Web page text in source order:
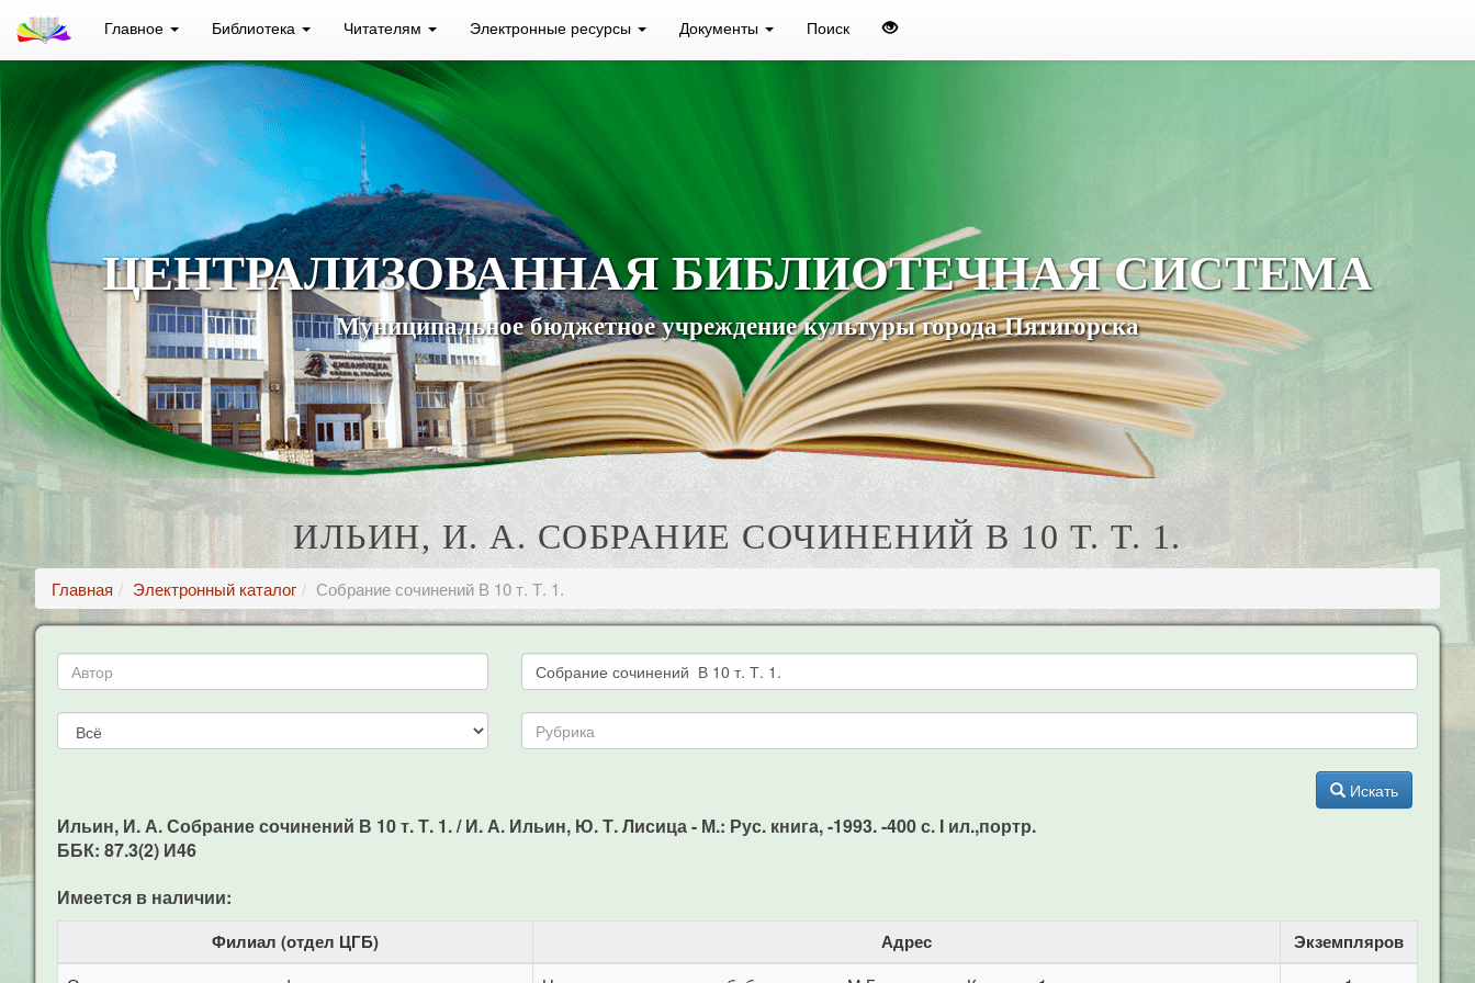
Главное Библиотека Читателям Электронные ресурсы Документы Поиск
ЦЕНТРАЛИЗОВАННАЯ БИБЛИОТЕЧНАЯ СИСТЕМА
Муниципальное бюджетное учреждение культуры города Пятигорска
ИЛЬИН, И. А. СОБРАНИЕ СОЧИНЕНИЙ В 10 Т. Т. 1.
Главная Электронный каталог Собрание сочинений В 10 т. Т. 1.
Искать
Ильин, И. А. Собрание сочинений В 10 т. Т. 1. / И. А. Ильин, Ю. Т. Лисица - М.: Рус. книга, -1993. -400 с. I ил.,портр.
ББК: 87.3(2) И46
Имеется в наличии:
Филиал (отдел ЦГБ) Адрес Экземпляров